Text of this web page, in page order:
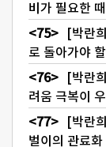
비가 필요한 때
[박란
로 돌아가야
[박란
려움 극복이
[박란
벌이의 관료화